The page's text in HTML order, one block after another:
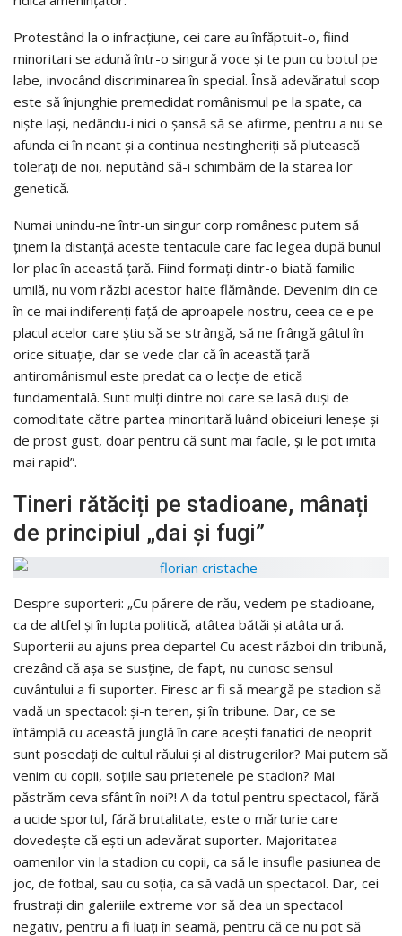
Protestând la o infracțiune, cei care au înfăptuit-o, fiind
minoritari se adună într-o singură voce și te pun cu botul pe
labe, invocând discriminarea în special. Însă adevăratul scop
este să înjunghie premedidat românismul pe la spate, ca
niște lași, nedându-i nici o șansă să se afirme, pentru a nu se
afunda ei în neant și a continua nestingheriți să plutească
tolerați de noi, neputând să-i schimbăm de la starea lor
genetică.
Numai unindu-ne într-un singur corp românesc putem să
ținem la distanță aceste tentacule care fac legea după bunul
lor plac în această țară. Fiind formați dintr-o biată familie
umilă, nu vom răzbi acestor haite flămânde. Devenim din ce
în ce mai indiferenți față de aproapele nostru, ceea ce e pe
placul acelor care știu să se strângă, să ne frângă gâtul în
orice situație, dar se vede clar că în această țară
antiromânismul este predat ca o lecție de etică
fundamentală. Sunt mulți dintre noi care se lasă duși de
comoditate către partea minoritară luând obiceiuri leneșe și
de prost gust, doar pentru că sunt mai facile, și le pot imita
mai rapid”.
Tineri rătăciți pe stadioane, mânați
de principiul „dai și fugi”
Despre suporteri: „Cu părere de rău, vedem pe stadioane,
ca de altfel și în lupta politică, atâtea bătăi și atâta ură.
Suporterii au ajuns prea departe! Cu acest război din tribună,
crezând că așa se susține, de fapt, nu cunosc sensul
cuvântului a fi suporter. Firesc ar fi să meargă pe stadion să
vadă un spectacol: și-n teren, și în tribune. Dar, ce se
întâmplă cu această junglă în care acești fanatici de neoprit
sunt posedați de cultul răului și al distrugerilor? Mai putem să
venim cu copii, soțiile sau prietenele pe stadion? Mai
păstrăm ceva sfânt în noi?! A da totul pentru spectacol, fără
a ucide sportul, fără brutalitate, este o mărturie care
dovedește că ești un adevărat suporter. Majoritatea
oamenilor vin la stadion cu copii, ca să le insufle pasiunea de
joc, de fotbal, sau cu soția, ca să vadă un spectacol. Dar, cei
frustrați din galeriile extreme vor să dea un spectacol
negativ, pentru a fi luați în seamă, pentru că ce nu pot să